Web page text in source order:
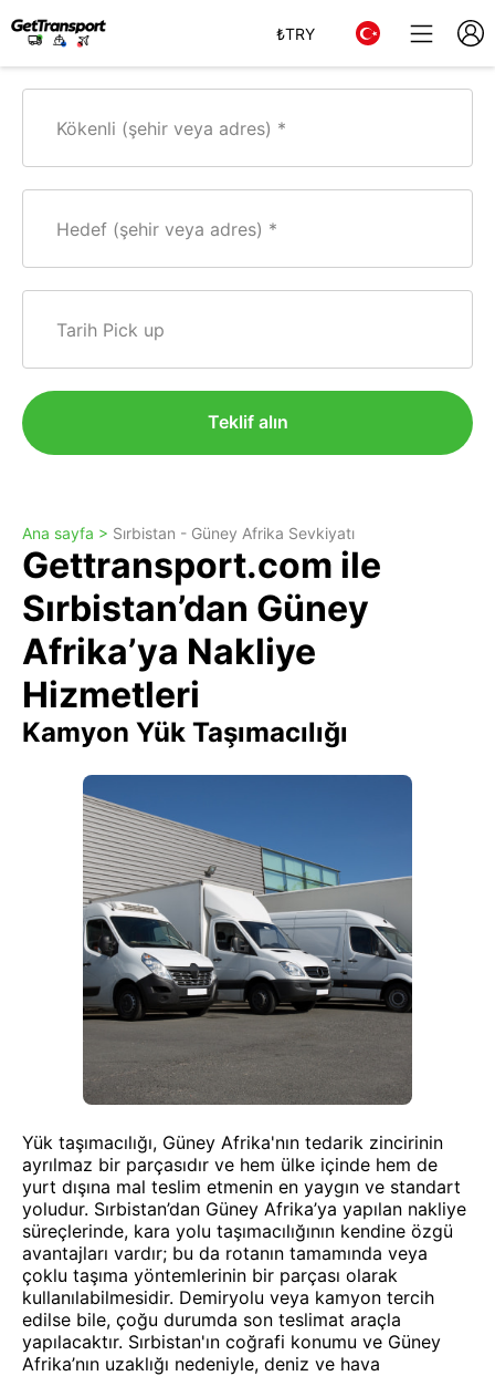
₺TRY
Kökenli (şehir veya adres)
Hedef (şehir veya adres)
Tarih Pick up
Teklif alın
Ana sayfa > Sırbistan - Güney Afrika Sevkiyatı
Gettransport.com ile
Sırbistan’dan Güney
Afrika’ya Nakliye
Hizmetleri
Kamyon Yük Taşımacılığı
Yük taşımacılığı, Güney Afrika'nın tedarik zincirinin
ayrılmaz bir parçasıdır ve hem ülke içinde hem de
yurt dışına mal teslim etmenin en yaygın ve standart
yoludur. Sırbistan’dan Güney Afrika’ya yapılan nakliye
süreçlerinde, kara yolu taşımacılığının kendine özgü
avantajları vardır; bu da rotanın tamamında veya
çoklu taşıma yöntemlerinin bir parçası olarak
kullanılabilmesidir. Demiryolu veya kamyon tercih
edilse bile, çoğu durumda son teslimat araçla
yapılacaktır. Sırbistan'ın coğrafi konumu ve Güney
Afrika’nın uzaklığı nedeniyle, deniz ve hava